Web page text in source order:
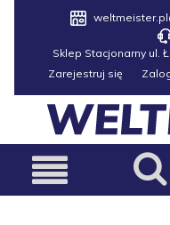
Sklep Stacjonarny ul.
Zarejestruj się